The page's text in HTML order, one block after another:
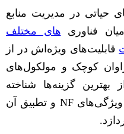
حیاتی در مدیریت منابع
فناوری‌ های مختلف
قابلیت‌های ویژه‌اش در از
کوچک و مولکول‌های
بهترین گزینه‌ها شناخته
می‌شود. این مقاله به تحلیل ویژگی‌های NF و تطبیق آن